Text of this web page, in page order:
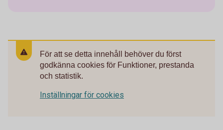
För att se detta innehåll behöver du först
godkänna cookies för Funktioner, prestanda
och statistik.
Inställningar för cookies